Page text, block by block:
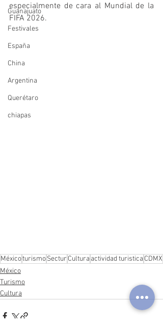
Guanajuato
Festivales
España
China
Argentina
Querétaro
chiapas
especialmente de cara al Mundial de la
FIFA 2026.
MéxicoturismoSectur Cultura actividad turistica CDMX
México
Turismo
Cultura